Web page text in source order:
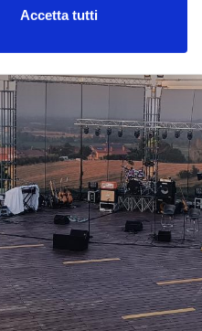
Accetta tutti